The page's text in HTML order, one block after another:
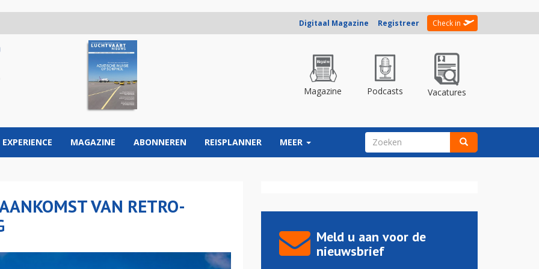
Digitaal Magazine Registreer Check in
Magazine Podcasts Vacatures
MAGAZINE ABONNEREN REISPLANNER MEER ZOEKVELD
VAN RETRO-
Meld u aan voor de
nieuwsbrief